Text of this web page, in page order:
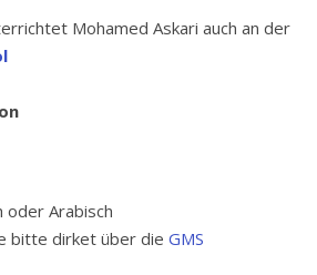
Mohamed Askari auch an der
oder Arabisch
bitte dirket über die GMS